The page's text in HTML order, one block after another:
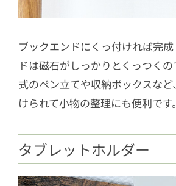
ブックエンドにくっ付ければ完
ドは磁石がしっかりとくっつく
式のペン立てや収納ボックスな
けられて小物の整理にも便利です。
タブレットホルダー